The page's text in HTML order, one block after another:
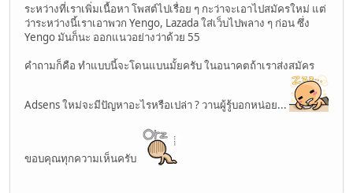
ระหว่างที่เราเพิ่มเนื้อหา โพสต์ไปเรื่อย ๆ กะว่าจะเอาไปสมัครใหม่ แต่
ว่าระหว่างนี้เราเอาพวก Yengo, Lazada ใส่เว็บไปพลาง ๆ ก่อน ซึ่ง
Yengo มันก็นะ ออกแนวอย่างว่าด้วย 55
คำถามก็คือ ทำแบบนี้จะโดนแบนมั้ยครับ ในอนาคตถ้าเราส่งสมัคร
Adsens ใหม่จะมีปัญหาอะไรหรือเปล่า ? วานผู้รู้บอกหน่อย...
ขอบคุณทุกความเห็นครับ